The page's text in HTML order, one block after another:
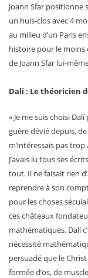
Joann Sfar positionne
un huis-clos avec 4
au milieu d’un Paris
histoire pour le
de Joann Sfar lui-
Dali : Le théoricien
« Je me suis choisi
guère dévié depuis,
m’intéressais pas trop
J’avais lu tous ses
tout. Il ne faisait rien
reprendre à son
pour les choses
ces châteaux
mathématiques. Dalí
nécessité
persuadé que le
formée d’os, de